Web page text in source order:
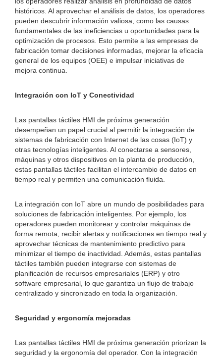
históricos. Al aprovechar el análisis de datos, los operadores
pueden descubrir información valiosa, como las causas
fundamentales de las ineficiencias u oportunidades para la
optimización de procesos. Esto permite a las empresas de
fabricación tomar decisiones informadas, mejorar la eficacia
general de los equipos (OEE) e impulsar iniciativas de
mejora continua.
Integración con IoT y Conectividad
Las pantallas táctiles HMI de próxima generación
desempeñan un papel crucial al permitir la integración de
sistemas de fabricación con Internet de las cosas (IoT) y
otras tecnologías inteligentes. Al conectarse a sensores,
máquinas y otros dispositivos en la planta de producción,
estas pantallas táctiles facilitan el intercambio de datos en
tiempo real y permiten una comunicación fluida.
La integración con IoT abre un mundo de posibilidades para
soluciones de fabricación inteligentes. Por ejemplo, los
operadores pueden monitorear y controlar máquinas de
forma remota, recibir alertas y notificaciones en tiempo real y
aprovechar técnicas de mantenimiento predictivo para
minimizar el tiempo de inactividad. Además, estas pantallas
táctiles también pueden integrarse con sistemas de
planificación de recursos empresariales (ERP) y otro
software empresarial, lo que garantiza un flujo de trabajo
centralizado y sincronizado en toda la organización.
Seguridad y ergonomía mejoradas
Las pantallas táctiles HMI de próxima generación priorizan la
seguridad y la ergonomía del operador. Con la integración